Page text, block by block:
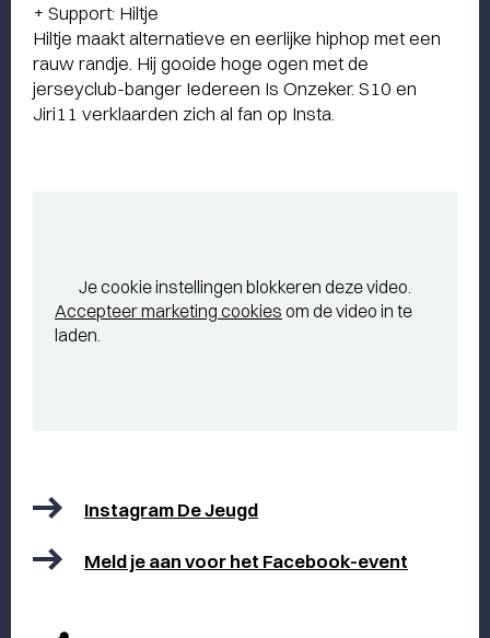
+ Support: Hiltje
Hiltje maakt alternatieve en eerlijke hiphop met een
rauw randje. Hij gooide hoge ogen met de
jerseyclub-banger Iedereen Is Onzeker. S10 en
Jiri11 verklaarden zich al fan op Insta.
Je cookie instellingen blokkeren deze video.
Accepteer marketing cookies om de video in te
laden.
Instagram De Jeugd
Meld je aan voor het Facebook-event